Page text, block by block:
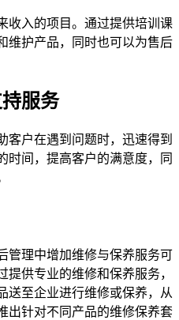
收入的项目。通过提供培训课
维护产品，同时也可以为售后
服务
客户在遇到问题时，迅速得到
时间，提高客户的满意度，同
管理中增加维修与保养服务可
供专业的维修和保养服务，
送至企业进行维修或保养，从
出针对不同产品的维修保养套